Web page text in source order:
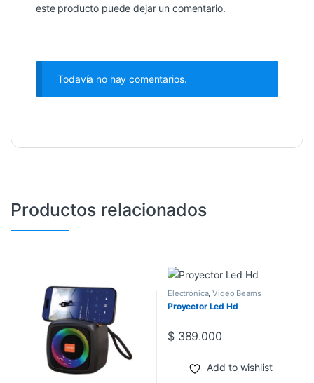
este producto puede dejar un comentario.
Todavía no hay comentarios.
Productos relacionados
Electrónica,Video Beams
Proyector Led Hd
$389.000
Add to wishlist